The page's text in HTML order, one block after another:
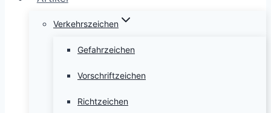
Verkehrszeichen
Gefahrzeichen
Vorschriftzeichen
Richtzeichen